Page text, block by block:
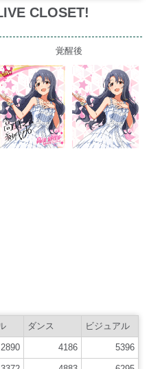
CLOSET!
覚醒後
ダンス ビジュアル
2890 4186 5396